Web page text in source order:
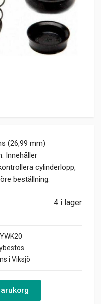
(26,99 mm)
Innehåller
cylinderlopp,
beställning.
4 i lager
i Viksjö